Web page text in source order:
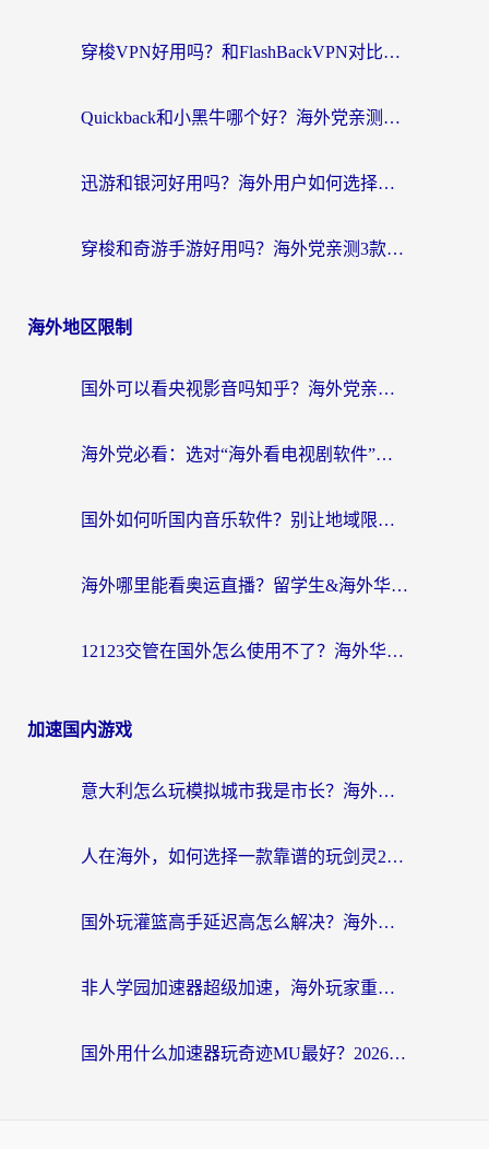
穿梭VPN好用吗？和FlashBackVPN对比哪个回国效果更好？
Quickback和小黑牛哪个好？海外党亲测指南，选对回国加速器秒回国内
迅游和银河好用吗？海外用户如何选择回国加速器实现无缝访问国内资源
穿梭和奇游手游好用吗？海外党亲测3款回国加速器，附蜜蜂加速器七天试用攻略
海外地区限制
国外可以看央视影音吗知乎？海外党亲测有效的回国加速方案
海外党必看：选对“海外看电视剧软件”，再也不用愁国内剧刷不了
国外如何听国内音乐软件？别让地域限制，断了你的中文歌单
海外哪里能看奥运直播？留学生&海外华人必看的体育赛事观赛终极指南
12123交管在国外怎么使用不了？海外华人必看的无缝访问国内资源指南
加速国内游戏
意大利怎么玩模拟城市我是市长？海外党国服游戏加速终极攻略（附三国3量子特攻解决办法）
人在海外，如何选择一款靠谱的玩剑灵2加速器？
国外玩灌篮高手延迟高怎么解决？海外玩家国服游戏加速终极指南
非人学园加速器超级加速，海外玩家重返国服的通行证
国外用什么加速器玩奇迹MU最好？2026海外玩家国服游戏加速全攻略